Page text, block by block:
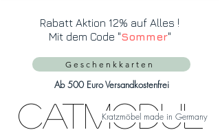
CatModul
Kratzmöbel made in Germany
Ab 500 Euro Versandkostenfrei
Geschenkkarten
Rabatt Aktion 12% auf Alles !
Mit dem Code "Sommer"